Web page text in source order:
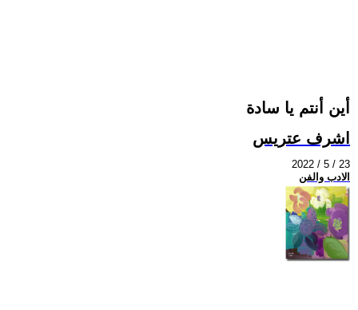
أين أنتم يا سادة
اشرف عتريس
2022 / 5 / 23
الادب والفن